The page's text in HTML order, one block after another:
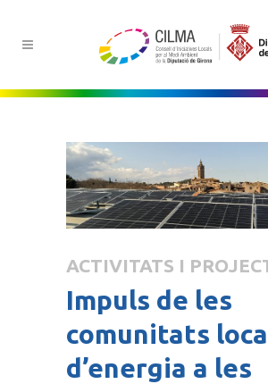
ACTIVITATS I
Impuls de les
comunitats
d’energia a les